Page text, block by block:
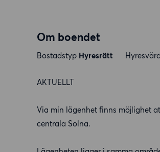
Om boendet
Bostadstyp Hyresrätt Hyresvärd
AKTUELLT
Via min lägenhet finns möjlighet
centrala Solna.